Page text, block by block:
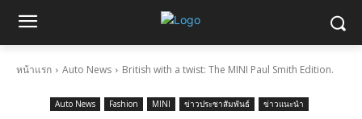
หน้าแรก Auto News British with a twist: The MINI Paul Smith Edition.
Auto News Fashion MINI ข่าวประชาสัมพันธ์ ข่าวแนะนำ